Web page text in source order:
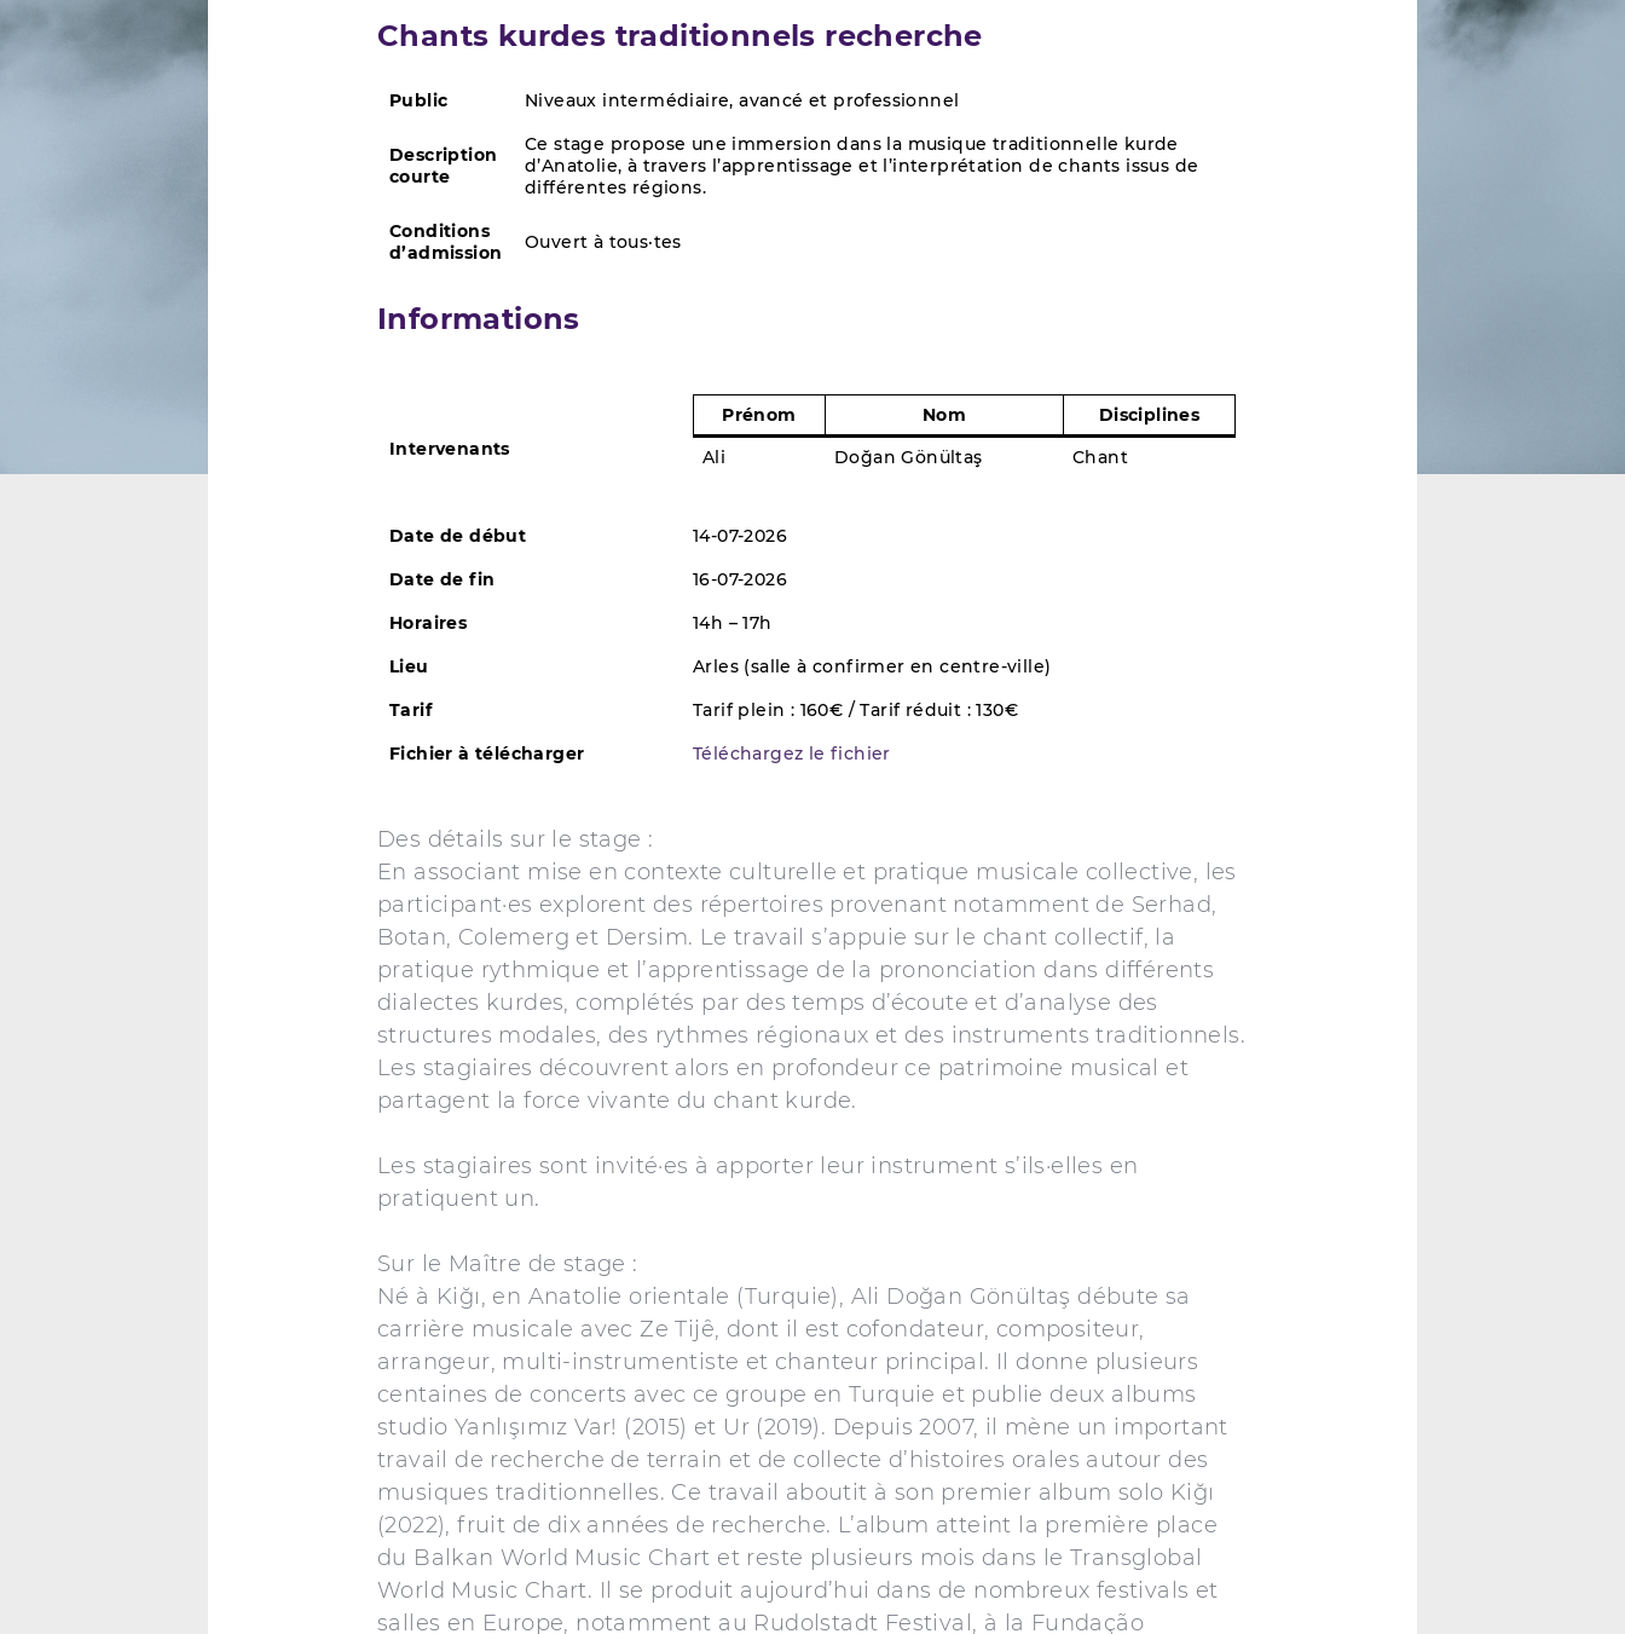
Chants kurdes traditionnels recherche
Public Niveaux intermédiaire, avancé et professionnel
Description
courte
Ce stage propose une immersion dans la musique traditionnelle kurde
d’Anatolie, à travers l’apprentissage et l’interprétation de chants issus de
différentes régions.
Conditions
d’admission
Ouvert à tous·tes
Informations
Intervenants
Prénom Nom
Disciplines
Ali
Doğan Gönültaş Chant
Date de début
14-07-2026
Date de fin
16-07-2026
Horaires
14h – 17h
Lieu
Arles (salle à confirmer en centre-ville)
Tarif
Tarif plein : 160€ / Tarif réduit : 130€
Fichier à télécharger
Téléchargez le fichier
Des détails sur le stage :
En associant mise en contexte culturelle et pratique musicale collective, les
participant·es explorent des répertoires provenant notamment de Serhad,
Botan, Colemerg et Dersim. Le travail s’appuie sur le chant collectif, la
pratique rythmique et l’apprentissage de la prononciation dans différents
dialectes kurdes, complétés par des temps d’écoute et d’analyse des
structures modales, des rythmes régionaux et des instruments traditionnels.
Les stagiaires découvrent alors en profondeur ce patrimoine musical et
partagent la force vivante du chant kurde.
Les stagiaires sont invité·es à apporter leur instrument s’ils·elles en
pratiquent un.
Sur le Maître de stage :
Né à Kiğı, en Anatolie orientale (Turquie), Ali Doğan Gönültaş débute sa
carrière musicale avec Ze Tijê, dont il est cofondateur, compositeur,
arrangeur, multi-instrumentiste et chanteur principal. Il donne plusieurs
centaines de concerts avec ce groupe en Turquie et publie deux albums
studio Yanlışımız Var! (2015) et Ur (2019). Depuis 2007, il mène un important
travail de recherche de terrain et de collecte d’histoires orales autour des
musiques traditionnelles. Ce travail aboutit à son premier album solo Kiğı
(2022), fruit de dix années de recherche. L’album atteint la première place
du Balkan World Music Chart et reste plusieurs mois dans le Transglobal
World Music Chart. Il se produit aujourd’hui dans de nombreux festivals et
salles en Europe, notamment au Rudolstadt Festival, à la Fundação